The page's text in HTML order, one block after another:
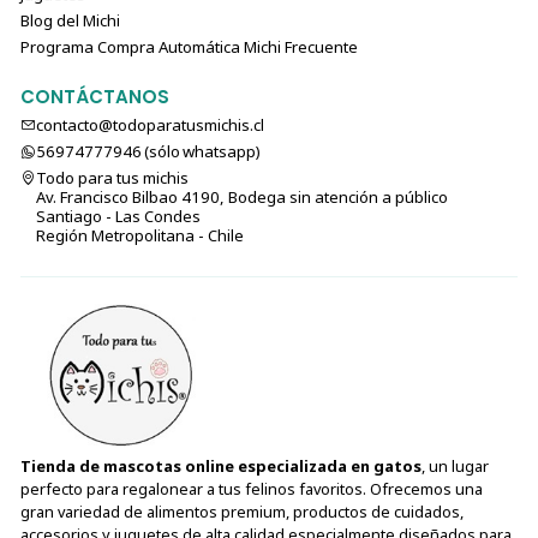
Blog del Michi
Programa Compra Automática Michi Frecuente
CONTÁCTANOS
contacto@todoparatusmichis.cl
56974777946 (sólo⁣⁣⁣⁣⁣​​​​​​​​​​​​​​​ whatsapp)
Todo para tus michis
Av. Francisco Bilbao 4190, Bodega sin atención a público
Santiago - Las Condes
Región Metropolitana - Chile
Tienda de mascotas online especializada en gatos, un lugar
perfecto para regalonear a tus felinos favoritos. Ofrecemos una
gran variedad de alimentos premium, productos de cuidados,